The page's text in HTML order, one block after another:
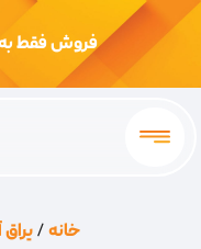
فروش فقط
خانه/